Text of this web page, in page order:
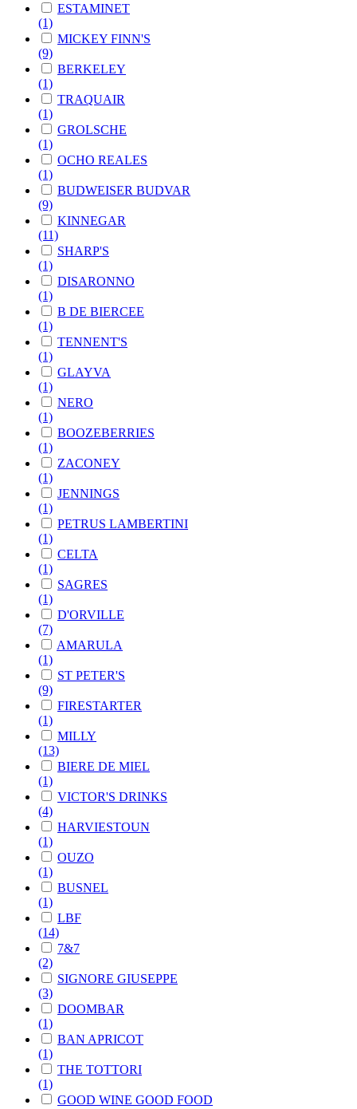
ESTAMINET
(1)
MICKEY FINN'S
(9)
BERKELEY
(1)
TRAQUAIR
(1)
GROLSCHE
(1)
OCHO REALES
(1)
BUDWEISER BUDVAR
(9)
KINNEGAR
(11)
SHARP'S
(1)
DISARONNO
(1)
B DE BIERCEE
(1)
TENNENT'S
(1)
GLAYVA
(1)
NERO
(1)
BOOZEBERRIES
(1)
ZACONEY
(1)
JENNINGS
(1)
PETRUS LAMBERTINI
(1)
CELTA
(1)
SAGRES
(1)
D'ORVILLE
(7)
AMARULA
(1)
ST PETER'S
(9)
FIRESTARTER
(1)
MILLY
(13)
BIERE DE MIEL
(1)
VICTOR'S DRINKS
(4)
HARVIESTOUN
(1)
OUZO
(1)
BUSNEL
(1)
LBF
(14)
7&7
(2)
SIGNORE GIUSEPPE
(3)
DOOMBAR
(1)
BAN APRICOT
(1)
THE TOTTORI
(1)
GOOD WINE GOOD FOOD